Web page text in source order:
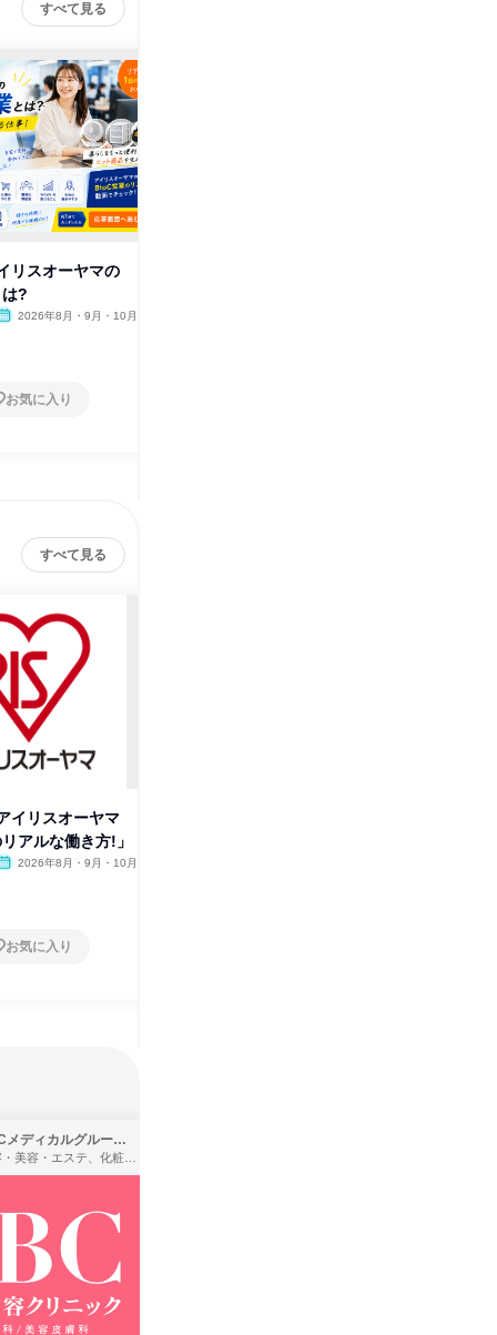
すべて見る
リスオーヤマの
?
2026年8月・9月・10月
お気に入り
すべて見る
イリスオーヤマ
アルな働き方!」
2026年8月・9月・10月
お気に入り
SBCメディカルグループ株式会社